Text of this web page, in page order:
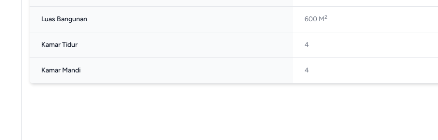
Luas Bangunan 600 M2
Kamar Tidur 4
Kamar Mandi 4